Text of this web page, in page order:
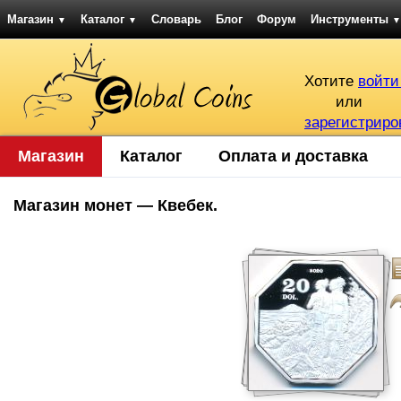
Магазин ▼ Каталог ▼ Словарь Блог Форум Инструменты ▼
Хотите
или
Магазин Каталог Оплата и доставка
Магазин монет — Квебек.